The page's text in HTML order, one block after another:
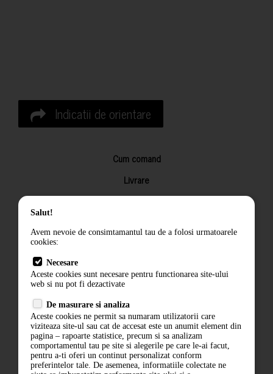
Indicatii de orientare
Cum comand
Livrare
Returnarea produselor
Termeni si conditii
Politica de confidentialitate
ANPC
Salut!
Avem nevoie de consimtamantul tau de a folosi urmatoarele
cookies:
Necesare
Aceste cookies sunt necesare pentru functionarea site-ului
web si nu pot fi dezactivate
De masurare si analiza
Aceste cookies ne permit sa numaram utilizatorii care
viziteaza site-ul sau cat de accesat este un anumit element din
pagina – rapoarte statistice, precum si sa analizam
comportamentul tau pe site si alegerile pe care le-ai facut,
pentru a-ti oferi un continut personalizat conform
preferintelor tale. De asemenea, informatiile colectate ne